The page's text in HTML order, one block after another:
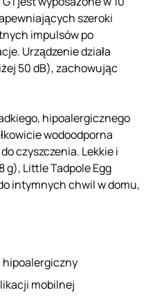
szeroki
impulsów po
Urządzenie działa
50 dB), zachowując
hipoalergicznego
wodoodporna
czyszczenia. Lekkie i
g), Little Tadpole Egg
intymnych chwil w domu,
hipoalergiczny
mobilnej